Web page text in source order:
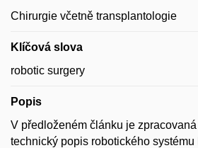
Chirurgie včetně transplantologie
Klíčová slova
robotic surgery
Popis
V předloženém článku je
technický popis robotického